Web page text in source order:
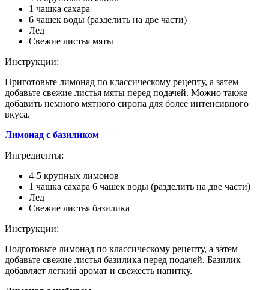
1 чашка сахара
6 чашек воды (разделить на две части)
Лед
Свежие листья мяты
Инструкции:
Приготовьте лимонад по классическому рецепту, а затем
добавьте свежие листья мяты перед подачей. Можно также
добавить немного мятного сиропа для более интенсивного
вкуса.
Лимонад с базиликом
Ингредиенты:
4-5 крупных лимонов
1 чашка сахара 6 чашек воды (разделить на две части)
Лед
Свежие листья базилика
Инструкции:
Подготовьте лимонад по классическому рецепту, а затем
добавьте свежие листья базилика перед подачей. Базилик
добавляет легкий аромат и свежесть напитку.